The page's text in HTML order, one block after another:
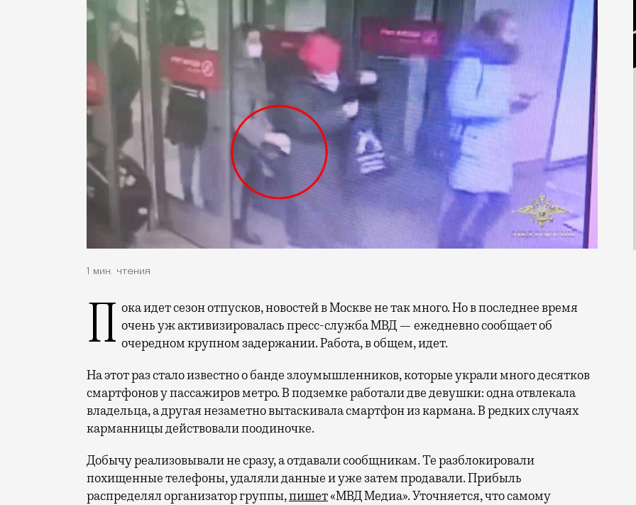
1 мин. чтения
Пока идет сезон отпусков, новостей в Москве не так много. Но в последнее время очень уж активизировалась пресс-служба МВД — ежедневно сообщает об
очередном крупном задержании. Работа, в общем, идет.
На этот раз стало известно о банде злоумышленников, которые украли много десятков
смартфонов у пассажиров метро. В подземке работали две девушки: одна отвлекала
владельца, а другая незаметно вытаскивала смартфон из кармана. В редких случаях
карманницы действовали поодиночке.
Добычу реализовывали не сразу, а отдавали сообщникам. Те разблокировали
похищенные телефоны, удаляли данные и уже затем продавали. Прибыль
распределял организатор группы,пишет«МВД Медиа». Уточняется, что самому